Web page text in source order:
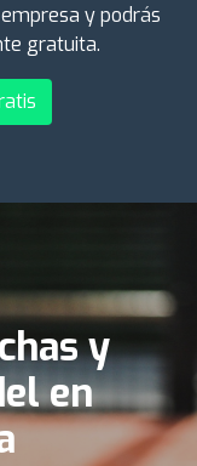
y podrás
gratuita.
y
en